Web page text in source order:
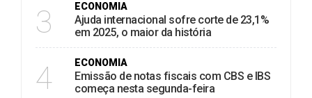
3 ECONOMIA
Ajuda internacional sofre corte de 23,1%
em 2025, o maior da história
4 ECONOMIA
Emissão de notas fiscais com CBS e IBS
começa nesta segunda-feira